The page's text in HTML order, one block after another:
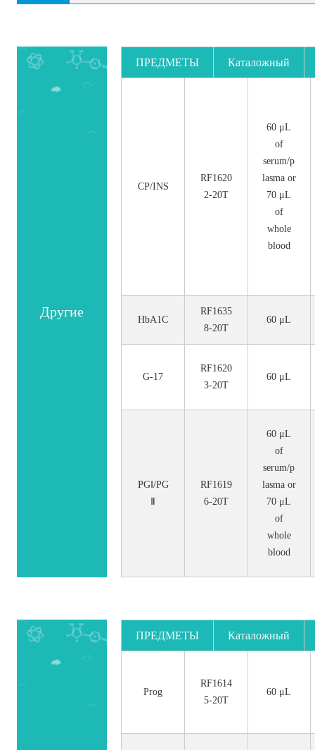
Другие
ПРЕДМЕТЫ Каталожный
CP/INS
RF1620
2-20T
60 μL
of
serum/p
lasma or
70 μL
of
whole
blood
HbA1C
RF1635
8-20T
60 μL
G-17
RF1620
3-20T
60 μL
PGⅠ/PG
RF1619
6-20T
60 μL
of
serum/p
lasma or
70 μL
of
whole
blood
ПРЕДМЕТЫ Каталожный
Prog
RF1614
5-20T
60 μL